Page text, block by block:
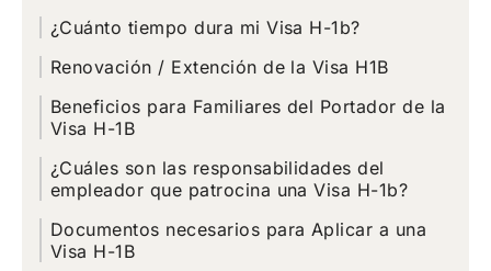
¿Cuánto tiempo dura mi Visa H-1b?
Renovación / Extención de la Visa H1B
Beneficios para Familiares del Portador de la
Visa H-1B
¿Cuáles son las responsabilidades del
empleador que patrocina una Visa H-1b?
Documentos necesarios para Aplicar a una
Visa H-1B